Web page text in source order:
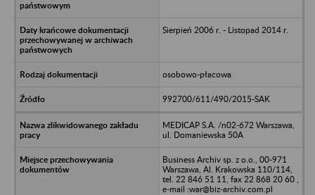
Sierpień 2006 r. - Listopad 2014 r.
osobowo-płacowa
992700/611/490/2015-SAK
MEDICAP S.A. /n02-672 Warszawa,
ul. Domaniewska 50A
Business Archiv sp. z o.o., 00-971
Warszawa, Al. Krakowska 110/114,
tel. 22 846 51 11, fax 22 868 20 60 ,
e-mail :war@biz-archiv.com.pl